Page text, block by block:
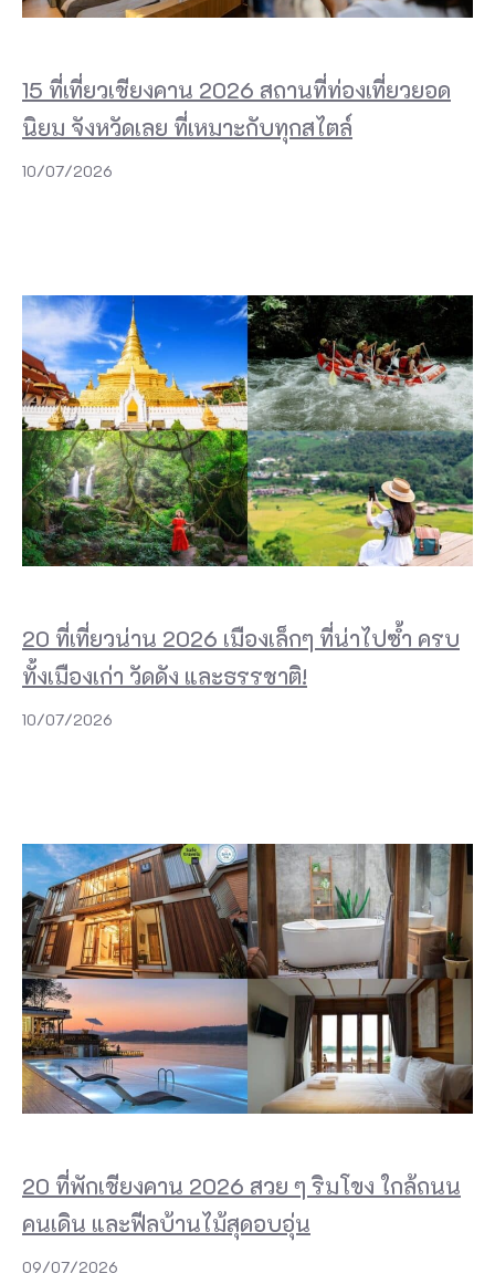
15 ที่เที่ยวเชียงคาน 2026 สถานที่ท่องเที่ยวยอด
นิยม จังหวัดเลย ที่เหมาะกับทุกสไตล์
10/07/2026
20 ที่เที่ยวน่าน 2026 เมืองเล็กๆ ที่น่าไปซ้ำ ครบ
ทั้งเมืองเก่า วัดดัง และธรรชาติ!
10/07/2026
20 ที่พักเชียงคาน 2026 สวย ๆ ริมโขง ใกล้ถนน
คนเดิน และฟีลบ้านไม้สุดอบอุ่น
09/07/2026